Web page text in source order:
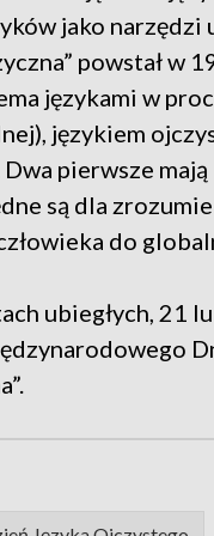
jako narzędzi
powstał w
językami w
językiem
pierwsze
są dla
do
ubiegłych, 21